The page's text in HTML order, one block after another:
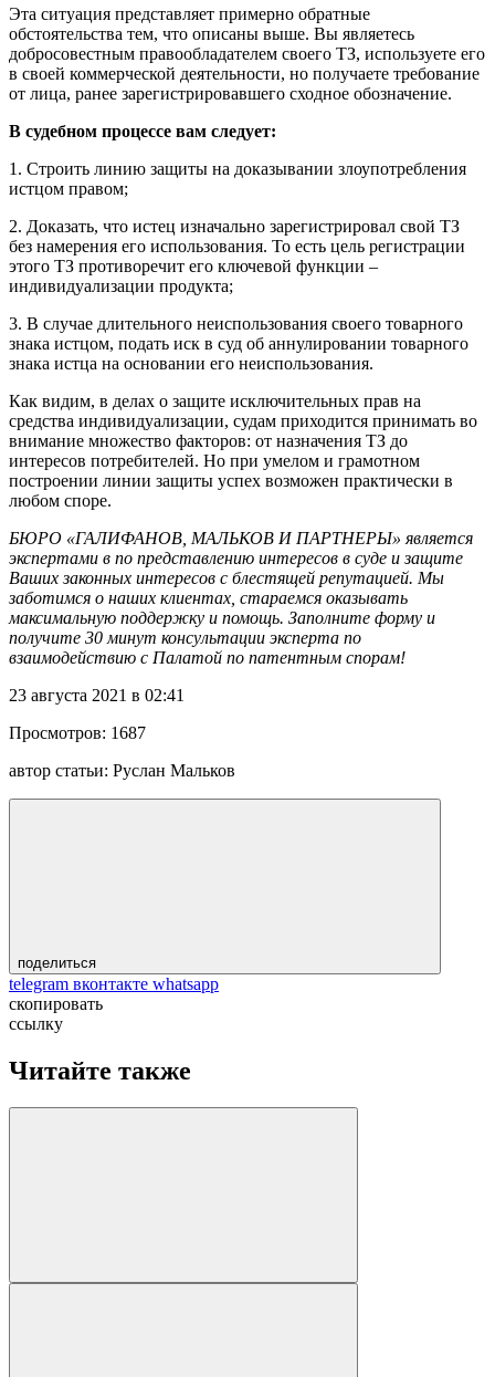
Эта ситуация представляет примерно обратные
обстоятельства тем, что описаны выше. Вы являетесь
добросовестным правообладателем своего ТЗ, используете его
в своей коммерческой деятельности, но получаете требование
от лица, ранее зарегистрировавшего сходное обозначение.
В судебном процессе вам следует:
1. Строить линию защиты на доказывании злоупотребления
истцом правом;
2. Доказать, что истец изначально зарегистрировал свой ТЗ
без намерения его использования. То есть цель регистрации
этого ТЗ противоречит его ключевой функции –
индивидуализации продукта;
3. В случае длительного неиспользования своего товарного
знака истцом, подать иск в суд об аннулировании товарного
знака истца на основании его неиспользования.
Как видим, в делах о защите исключительных прав на
средства индивидуализации, судам приходится принимать во
внимание множество факторов: от назначения ТЗ до
интересов потребителей. Но при умелом и грамотном
построении линии защиты успех возможен практически в
любом споре.
БЮРО «ГАЛИФАНОВ, МАЛЬКОВ И ПАРТНЕРЫ» является
экспертами в по представлению интересов в суде и защите
Ваших законных интересов с блестящей репутацией. Мы
заботимся о наших клиентах, стараемся оказывать
максимальную поддержку и помощь. Заполните форму и
получите 30 минут консультации эксперта по
взаимодействию с Палатой по патентным спорам!
23 августа 2021 в 02:41
Просмотров: 1687
автор статьи: Руслан Мальков
поделиться
telegram вконтакте whatsapp
скопировать
ссылку
Читайте также